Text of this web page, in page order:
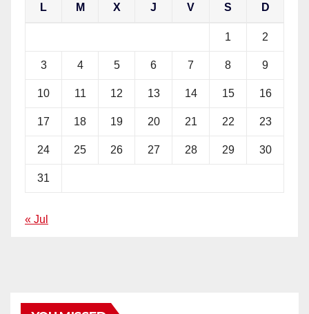
L M X J V S D
1 2
3 4 5 6 7 8 9
10 11 12 13 14 15 16
17 18 19 20 21 22 23
24 25 26 27 28 29 30
31
« Jul